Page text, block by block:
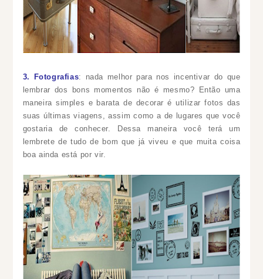
3. Fotografias: nada melhor para nos incentivar do que
lembrar dos bons momentos não é mesmo? Então uma
maneira simples e barata de decorar é utilizar fotos das
suas últimas viagens, assim como a de lugares que você
gostaria de conhecer. Dessa maneira você terá um
lembrete de tudo de bom que já viveu e que muita coisa
boa ainda está por vir.